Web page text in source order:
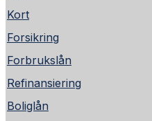
Kort
Forsikring
Forbrukslån
Refinansiering
Boliglån